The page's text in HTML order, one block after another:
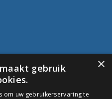
zijn nu af te
kan alleen met
dus geen pin.
×
gebruik
om uw gebruikerservaring te